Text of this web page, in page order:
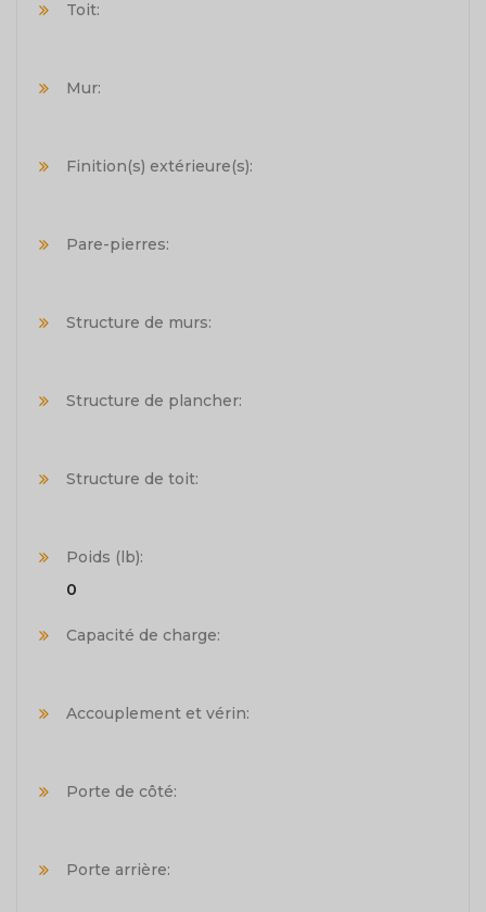
Toit:
Mur:
Finition(s) extérieure(s):
Pare-pierres:
Structure de murs:
Structure de plancher:
Structure de toit:
Poids (lb):
0
Capacité de charge:
Accouplement et vérin:
Porte de côté:
Porte arrière: